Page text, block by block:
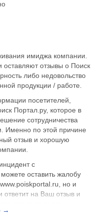
имиджа компании.
оставляют отзывы о Поиск
либо недовольство
продукции / работе.
посетителей,
Портал.ру, которое в
сотрудничества
Именно по этой причине
отзыв и хорошую
с
оставить жалобу
но и
ответит на Ваш отзыв и
→